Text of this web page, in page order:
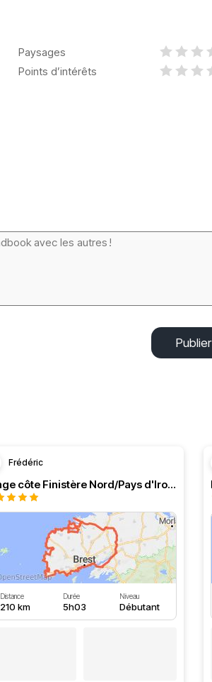
Paysages
Points d’intérêts
Publier
Frédéric
Longe côte Finistère Nord/Pays d'Iroise
Distance
210 km
Durée
5h03
Niveau
Débutant